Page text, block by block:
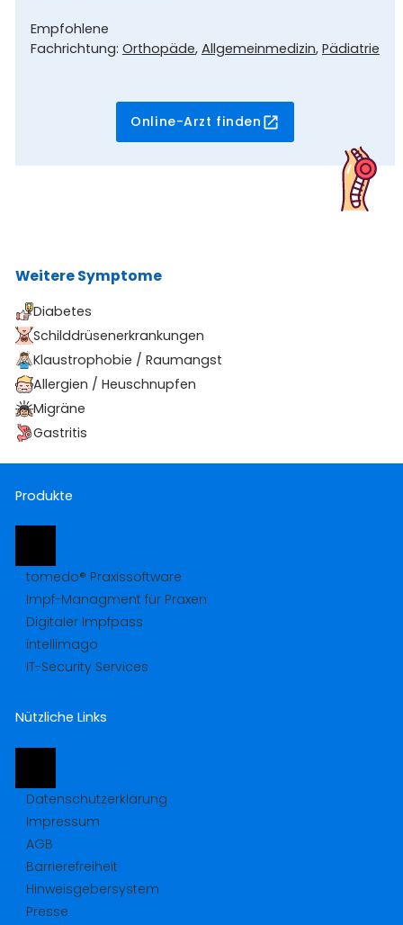
Empfohlene
Fachrichtung: Orthopäde, Allgemeinmedizin, Pädiatrie
Online-Arzt finden
Weitere Symptome
Diabetes
Schilddrüsenerkrankungen
Klaustrophobie / Raumangst
Allergien / Heuschnupfen
Migräne
Gastritis
Nützliche Links
Datenschutzerklärung
Impressum
AGB
Barrierefreiheit
Hinweisgebersystem
Presse
Produkte
tomedo® Praxissoftware
Impf-Managment für Praxen
Digitaler Impfpass
intellimago
IT-Security Services